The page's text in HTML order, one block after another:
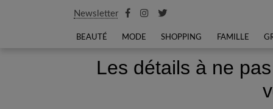
Newsletter
BEAUTÉ MODE SHOPPING FAMILLE
Les détails à ne